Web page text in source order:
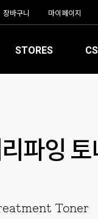
장바구니 마이페이지
STORES
파잉
Toner